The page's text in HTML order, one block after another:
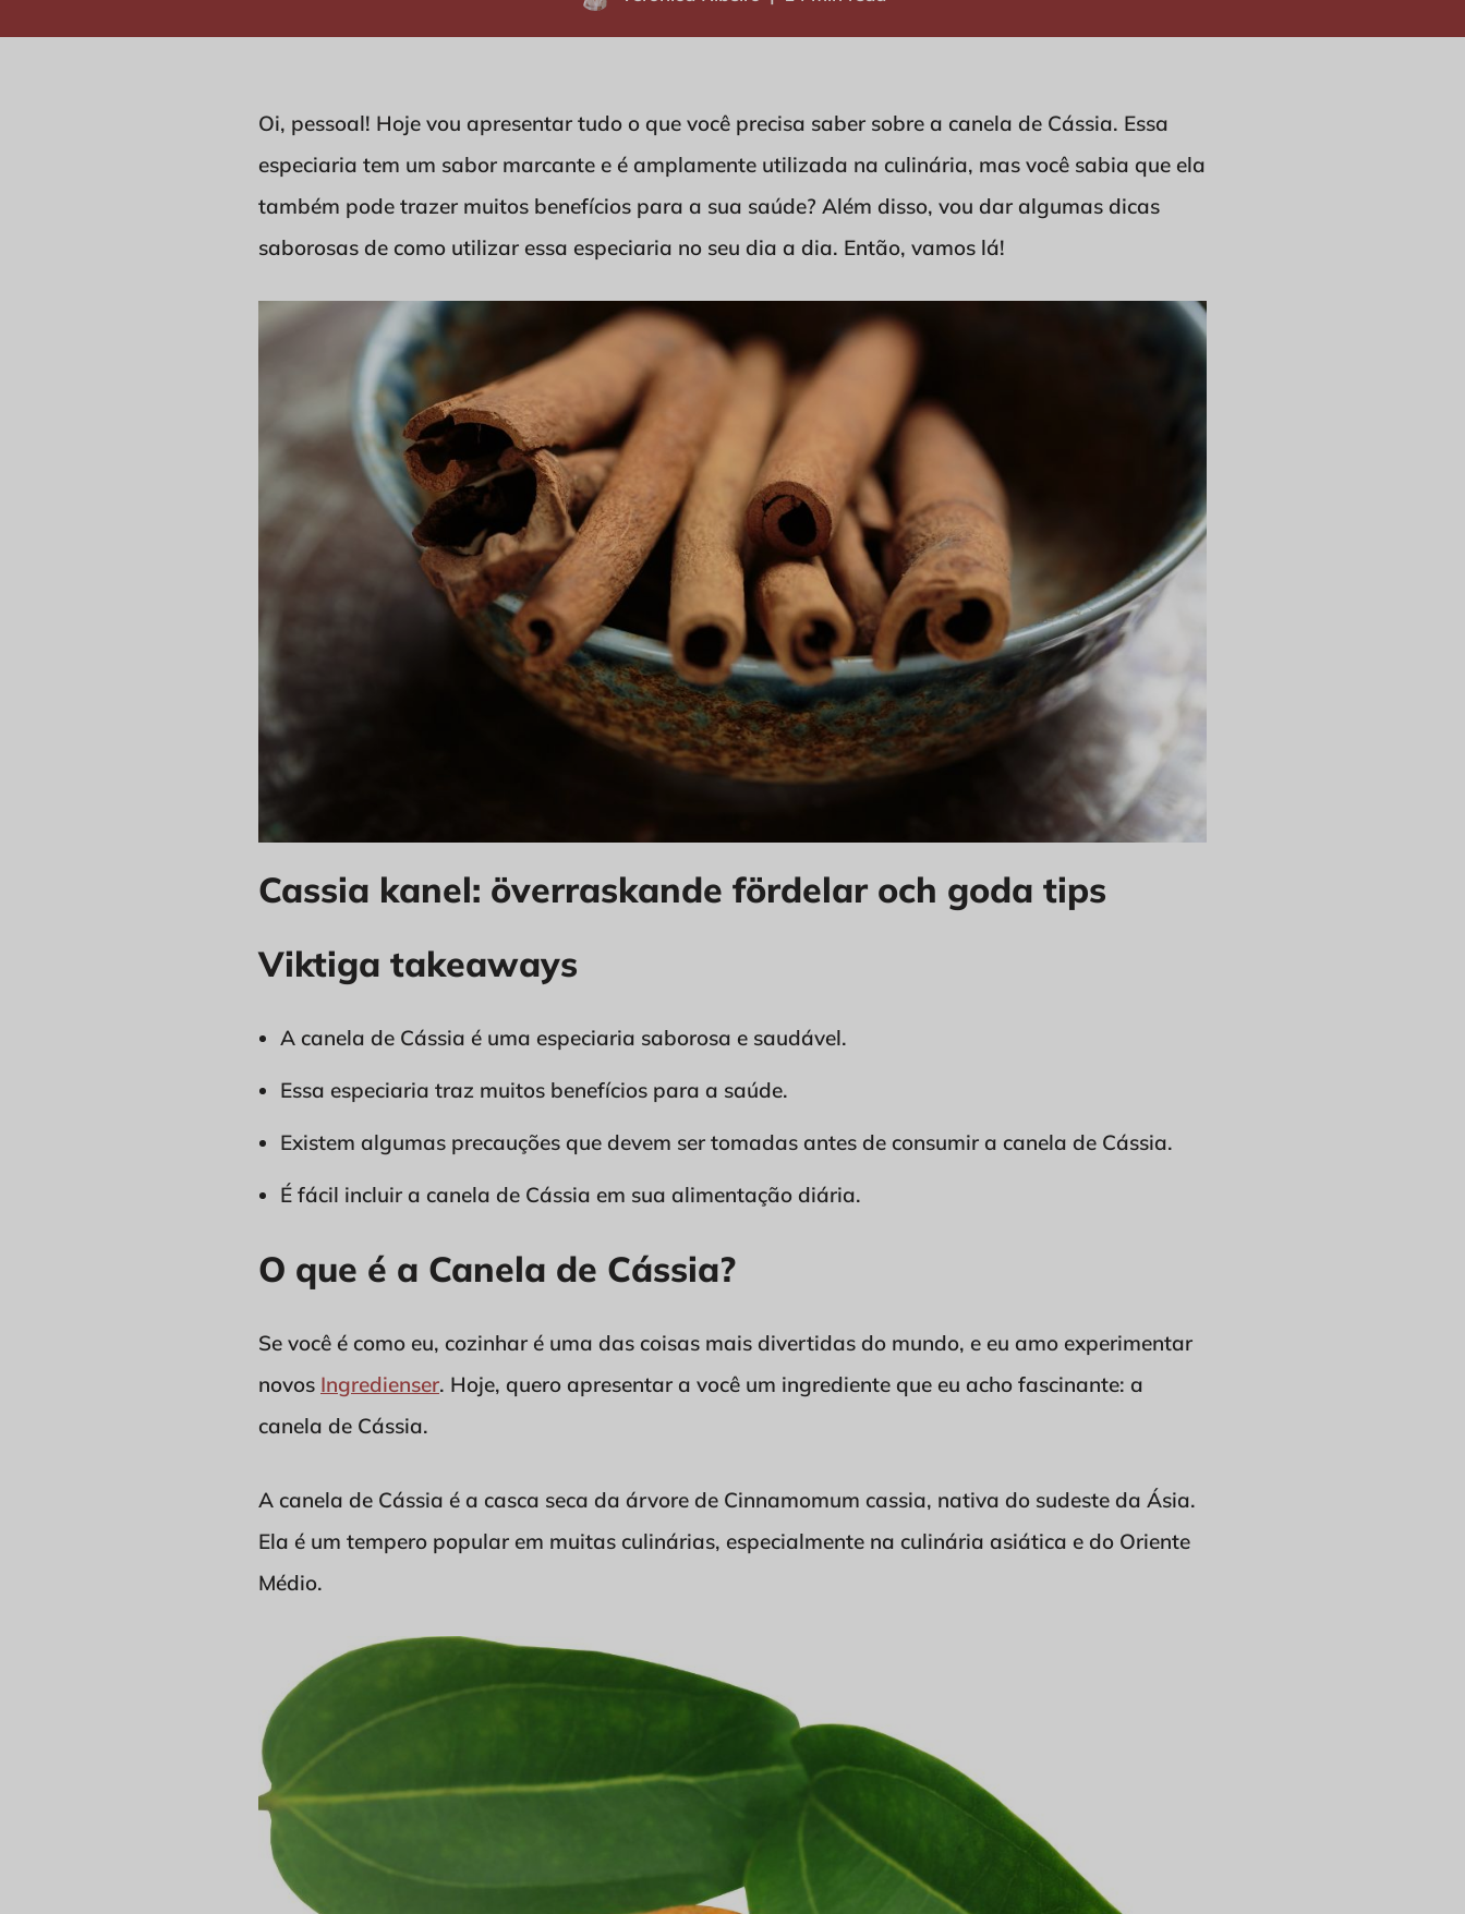
Oi, pessoal! Hoje vou apresentar tudo o que você precisa saber sobre a canela de Cássia. Essa
especiaria tem um sabor marcante e é amplamente utilizada na culinária, mas você sabia que ela
também pode trazer muitos benefícios para a sua saúde? Além disso, vou dar algumas dicas
saborosas de como utilizar essa especiaria no seu dia a dia. Então, vamos lá!
Cassia kanel: överraskande fördelar och goda tips
Viktiga takeaways
A canela de Cássia é uma especiaria saborosa e saudável.
Essa especiaria traz muitos benefícios para a saúde.
Existem algumas precauções que devem ser tomadas antes de consumir a canela de Cássia.
É fácil incluir a canela de Cássia em sua alimentação diária.
O que é a Canela de Cássia?
Se você é como eu, cozinhar é uma das coisas mais divertidas do mundo, e eu amo experimentar
novos Ingredienser. Hoje, quero apresentar a você um ingrediente que eu acho fascinante: a
canela de Cássia.
A canela de Cássia é a casca seca da árvore de Cinnamomum cassia, nativa do sudeste da Ásia.
Ela é um tempero popular em muitas culinárias, especialmente na culinária asiática e do Oriente
Médio.